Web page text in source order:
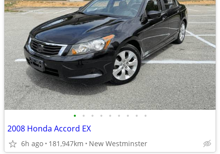
• • • • • • • • •
2008 Honda Accord EX
6h ago 181,947km New Westminster